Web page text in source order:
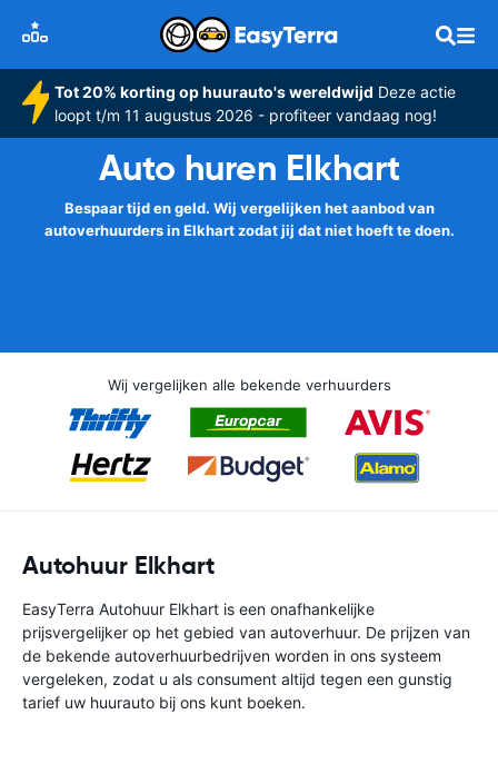
Tot 20% korting op huurauto's wereldwijd Deze actie
loopt t/m 11 augustus 2026 - profiteer vandaag nog!
Auto huren Elkhart
Bespaar tijd en geld. Wij vergelijken het aanbod van
autoverhuurders in Elkhart zodat jij dat niet hoeft te doen.
Wij vergelijken alle bekende verhuurders
Autohuur Elkhart
EasyTerra Autohuur Elkhart is een onafhankelijke
prijsvergelijker op het gebied van autoverhuur. De prijzen van
de bekende autoverhuurbedrijven worden in ons systeem
vergeleken, zodat u als consument altijd tegen een gunstig
tarief uw huurauto bij ons kunt boeken.